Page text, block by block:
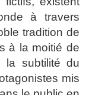
à travers
tradition de
à la moitié de
la subtilité du
mis